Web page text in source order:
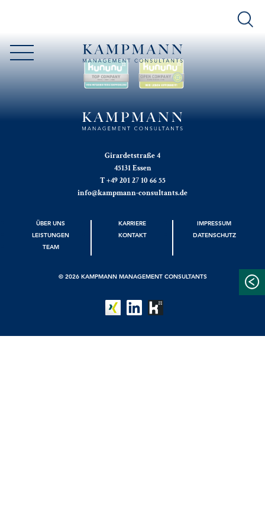
Girardetstraße 4
45131 Essen
T +49 201 27 10 66 55
info@kampmann-consultants.de
ÜBER UNS
LEISTUNGEN
TEAM
KARRIERE
KONTAKT
IMPRESSUM
DATENSCHUTZ
© 2026 KAMPMANN MANAGEMENT CONSULTANTS